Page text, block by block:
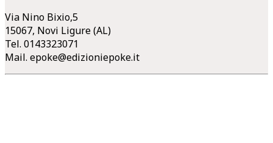
Via Nino Bixio,5
15067, Novi Ligure (AL)
Tel. 0143323071
Mail. epoke@edizioniepoke.it